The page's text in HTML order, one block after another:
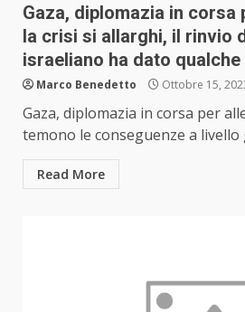
Gaza, diplomazia in corsa
la crisi si allarghi, il rinvio
israeliano ha dato
Marco Benedetto Ottobre 15,
Gaza, diplomazia in corsa per
temono le conseguenze a livello
Read More